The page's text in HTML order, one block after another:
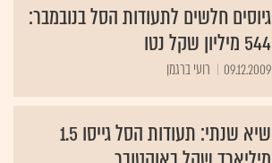
גיוסים חלשים לתעודות הסל בנובמבר:
544 מיליון שקל נטו
09.12.2009 רועי ברגמן
שיא שנתי: תעודות הסל גייסו 1.5